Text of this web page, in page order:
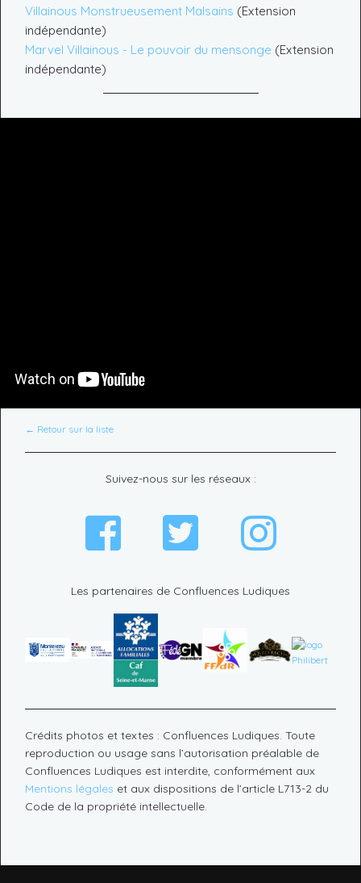
Villainous Monstrueusement Malsains (Extension
indépendante)
Marvel Villainous - Le pouvoir du mensonge (Extension
indépendante)
← Retour sur la liste
Les partenaires de Confluences Ludiques
Suivez-nous sur les réseaux :
Crédits photos et textes : Confluences Ludiques. Toute
reproduction ou usage sans l’autorisation préalable de
Confluences Ludiques est interdite, conformément aux
Mentions légales et aux dispositions de l’article L713-2 du
Code de la propriété intellectuelle.